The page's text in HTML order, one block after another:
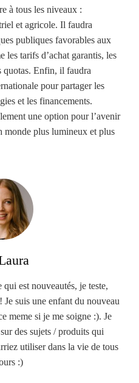
à tous les niveaux :
et agricole. Il faudra
publiques favorables aux
les tarifs d’achat garantis, les
quotas. Enfin, il faudra
pour partager les
et les financements.
une option pour l’avenir
monde plus lumineux et plus
est nouveautés, je teste,
suis une enfant du nouveau
meme si je me soigne :). Je
des sujets / produits qui
utiliser dans la vie de tous
:)